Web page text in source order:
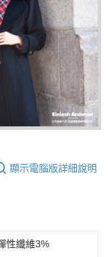
顯示電腦版詳細說明
性纖維3%